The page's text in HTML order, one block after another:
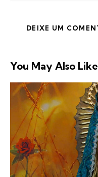
You May Also Like